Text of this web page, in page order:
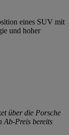
eines SUV mit
und hoher
über die Porsche
Ab-Preis bereits